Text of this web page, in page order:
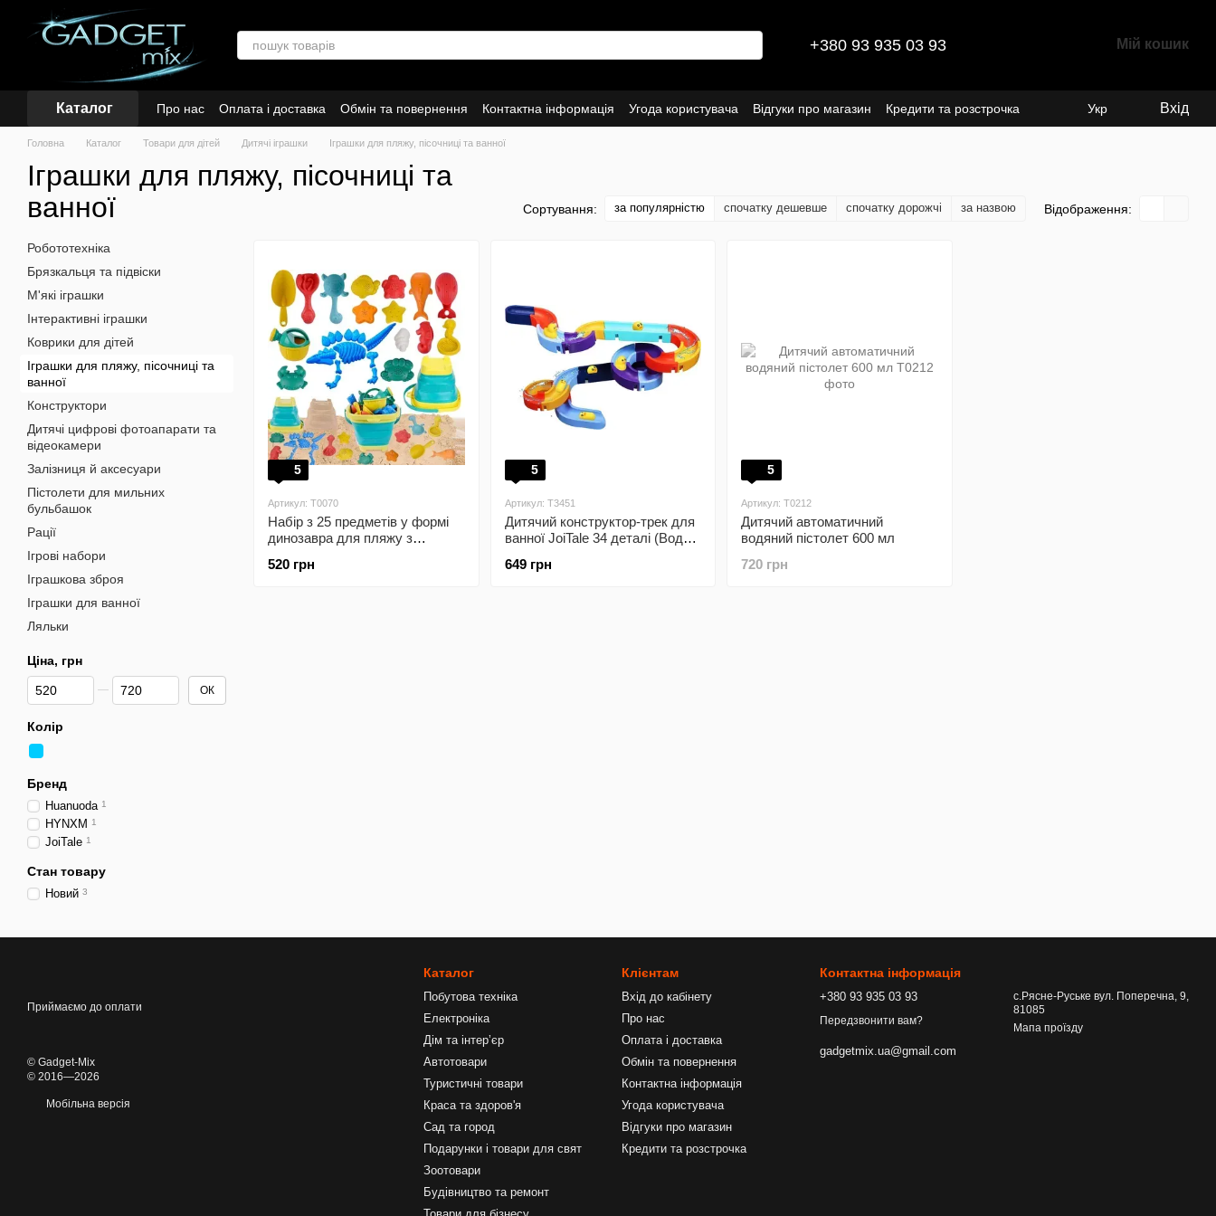
Перейти до основного контенту
+380 93 935 03 93 Мій кошик
Каталог Про нас Оплата і доставка Обмін та повернення Контактна інформація Угода користувача Відгуки про магазин Кредити та розстрочка Укр Вхід
Головна Каталог Товари для дітей Дитячі іграшки Іграшки для пляжу, пісочниці та ванної
Іграшки для пляжу, пісочниці та
ванної
Сортування: за популярністю спочатку дешевше спочатку дорожчі за назвою Відображення:
5
Артикул: T0070
Набір з 25 предметів у формі
динозавра для пляжу з
520 грн
5
Артикул: T3451
Дитячий конструктор-трек для
ванної JoiTale 34 деталі (Водна
649 грн
5
Артикул: T0212
Дитячий автоматичний
водяний пістолет 600 мл
720 грн
Робототехніка
Брязкальця та підвіски
М'які іграшки
Інтерактивні іграшки
Коврики для дітей
Іграшки для пляжу, пісочниці та
ванної
Конструктори
Дитячі цифрові фотоапарати та
відеокамери
Залізниця й аксесуари
Пістолети для мильних
бульбашок
Рації
Ігрові набори
Іграшкова зброя
Іграшки для ванної
Ляльки
Ціна, грн
Від Ціна, грн
До Ціна, грн ОК
Колір
Бренд
Huanuoda 1
HYNXM 1
JoiTale 1
Стан товару
Новий 3
Приймаємо до оплати
© Gadget-Mix
© 2016—2026
Мобільна версія
Каталог
Побутова техніка
Електроніка
Дім та інтерʼєр
Автотовари
Туристичні товари
Краса та здоров'я
Сад та город
Подарунки і товари для свят
Зоотовари
Будівництво та ремонт
Клієнтам
Вхід до кабінету
Про нас
Оплата і доставка
Обмін та повернення
Контактна інформація
Угода користувача
Відгуки про магазин
Кредити та розстрочка
Контактна інформація
+380 93 935 03 93
Передзвонити вам?
gadgetmix.ua@gmail.com
с.Рясне-Руське вул. Поперечна, 9,
81085
Мапа проїзду